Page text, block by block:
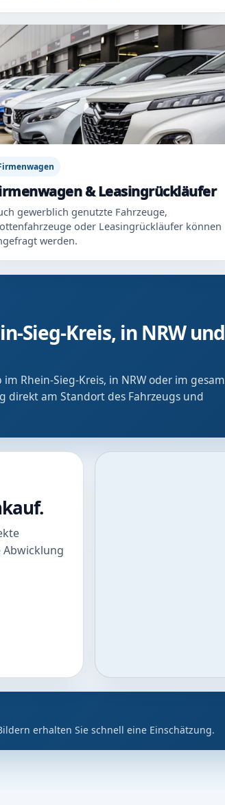
& Leasingrückläufer
gewerblich genutzte Fahrzeuge,
oder Leasingrückläufer können
werden.
Sieg-Kreis, in NRW und
Rhein-Sieg-Kreis, in NRW oder im
direkt am Standort des Fahrzeugs und
erhalten Sie schnell eine Einschätzung.